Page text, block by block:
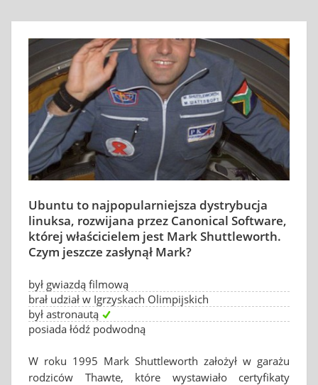
Ubuntu to najpopularniejsza dystrybucja
linuksa, rozwijana przez Canonical Software,
której właścicielem jest Mark Shuttleworth.
Czym jeszcze zasłynął Mark?
był gwiazdą filmową
brał udział w Igrzyskach Olimpijskich
był astronautą
posiada łódź podwodną
W roku 1995 Mark Shuttleworth założył w garażu
rodziców Thawte, które wystawiało certyfikaty